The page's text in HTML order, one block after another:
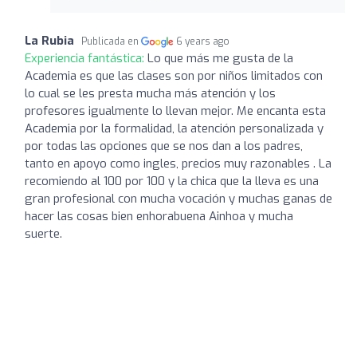
La Rubia Publicada en 6 years ago
Experiencia fantástica: Lo que más me gusta de la
Academia es que las clases son por niños limitados con
lo cual se les presta mucha más atención y los
profesores igualmente lo llevan mejor. Me encanta esta
Academia por la formalidad, la atención personalizada y
por todas las opciones que se nos dan a los padres,
tanto en apoyo como ingles, precios muy razonables . La
recomiendo al 100 por 100 y la chica que la lleva es una
gran profesional con mucha vocación y muchas ganas de
hacer las cosas bien enhorabuena Ainhoa y mucha
suerte.